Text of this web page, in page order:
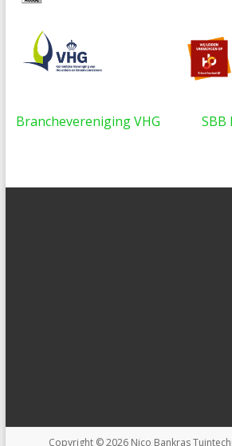
Branchevereniging VHG SBB
Copyright © 2026 Nico Bankras